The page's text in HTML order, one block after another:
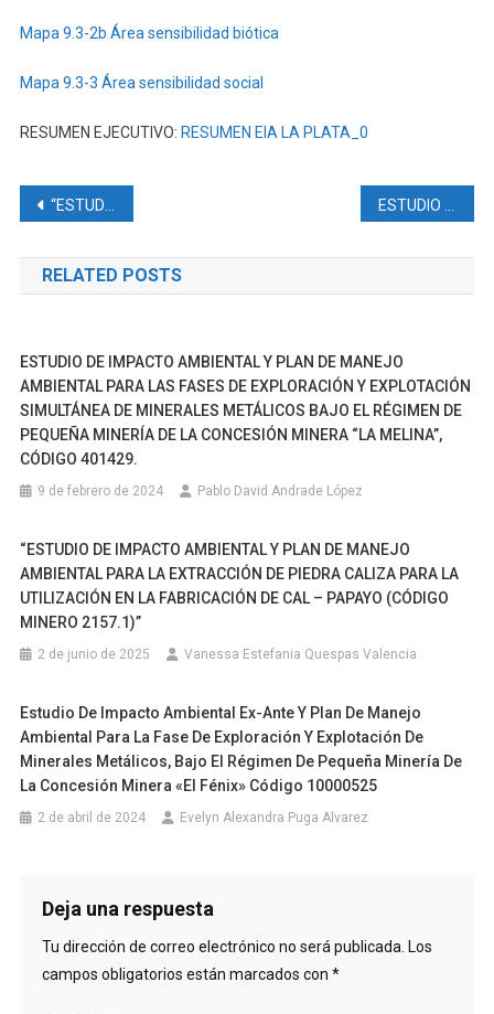
Mapa 9.3-2b Área sensibilidad biótica
Mapa 9.3-3 Área sensibilidad social
RESUMEN EJECUTIVO: RESUMEN EIA LA PLATA_0
Navegación
de
entradas
“ESTUDIO DE IMPACTO AMBIENTAL Y PLAN DE MANEJO AMBIENTAL DEL PROYECTO MINERO LOMA LARGA BAJO RÉGIMEN DE GRAN MINERÍA PARA LAS FASES DE EXPLOTACIÓN Y BENEFICIO”
RELATED POSTS
ESTUDIO DE IMPACTO AMBIENTAL Y PLAN DE MANEJO
AMBIENTAL PARA LAS FASES DE EXPLORACIÓN Y EXPLOTACIÓN
SIMULTÁNEA DE MINERALES METÁLICOS BAJO EL RÉGIMEN DE
PEQUEÑA MINERÍA DE LA CONCESIÓN MINERA “LA MELINA”,
CÓDIGO 401429.
9 de febrero de 2024 Pablo David Andrade López
“ESTUDIO DE IMPACTO AMBIENTAL Y PLAN DE MANEJO
AMBIENTAL PARA LA EXTRACCIÓN DE PIEDRA CALIZA PARA LA
UTILIZACIÓN EN LA FABRICACIÓN DE CAL – PAPAYO (CÓDIGO
MINERO 2157.1)”
2 de junio de 2025 Vanessa Estefania Quespas Valencia
Estudio De Impacto Ambiental Ex-Ante Y Plan De Manejo
Ambiental Para La Fase De Exploración Y Explotación De
Minerales Metálicos, Bajo El Régimen De Pequeña Minería De
La Concesión Minera «El Fénix» Código 10000525
2 de abril de 2024 Evelyn Alexandra Puga Alvarez
Deja una respuesta
Tu dirección de correo electrónico no será publicada. Los
campos obligatorios están marcados con *